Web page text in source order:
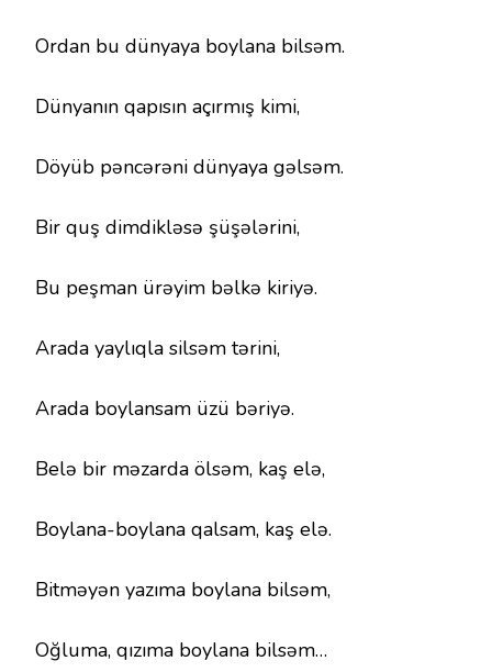
Ordan bu dünyaya boylana bilsəm.
Dünyanın qapısın açırmış kimi,
Döyüb pəncərəni dünyaya gəlsəm.
Bir quş dimdikləsə şüşələrini,
Bu peşman ürəyim bəlkə kiriyə.
Arada yaylıqla silsəm tərini,
Arada boylansam üzü bəriyə.
Belə bir məzarda ölsəm, kaş elə,
Boylana-boylana qalsam, kaş elə.
Bitməyən yazıma boylana bilsəm,
Oğluma, qızıma boylana bilsəm…